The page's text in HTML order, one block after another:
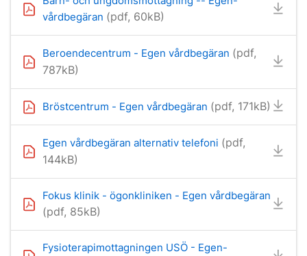
vårdbegäran (pdf, 60kB)
Beroendecentrum - Egen vårdbegäran (pdf,
787kB)
Bröstcentrum - Egen vårdbegäran (pdf, 171kB)
Egen vårdbegäran alternativ telefoni (pdf,
144kB)
Fokus klinik - ögonkliniken - Egen vårdbegäran
(pdf, 85kB)
Fysioterapimottagningen USÖ - Egen-